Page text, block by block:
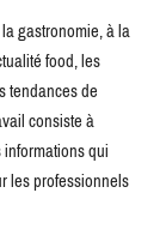
gastronomie, à la
food, les
tendances de
consiste à
qui
les professionnels